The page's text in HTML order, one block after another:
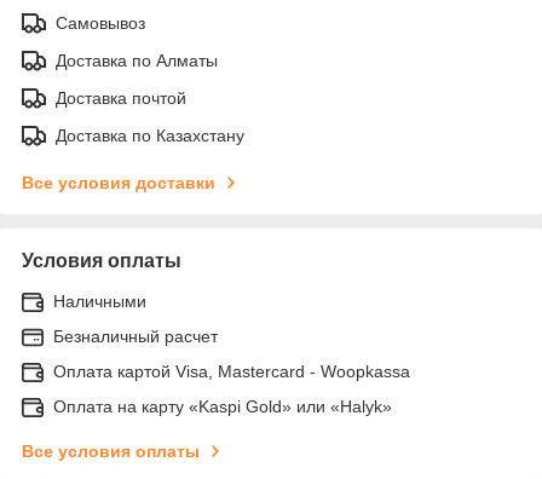
Самовывоз
Доставка по Алматы
Доставка почтой
Доставка по Казахстану
Все условия доставки
Условия оплаты
Наличными
Безналичный расчет
Оплата картой Visa, Mastercard - Woopkassa
Оплата на карту «Kaspi Gold» или «Halyk»
Все условия оплаты